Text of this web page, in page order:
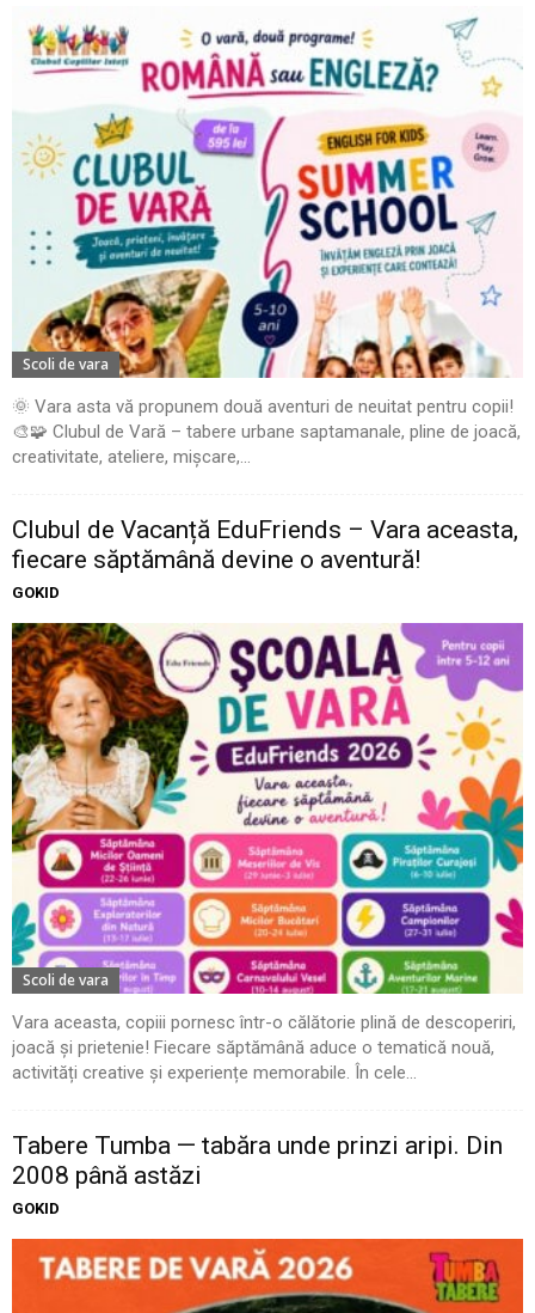
Scoli de vara
🌞 Vara asta vă propunem două aventuri de neuitat pentru copii!
🎨🧩 Clubul de Vară – tabere urbane saptamanale, pline de joacă,
creativitate, ateliere, mișcare,...
Clubul de Vacanță EduFriends – Vara aceasta,
fiecare săptămână devine o aventură!
GOKID
Scoli de vara
Vara aceasta, copiii pornesc într-o călătorie plină de descoperiri,
joacă și prietenie! Fiecare săptămână aduce o tematică nouă,
activități creative și experiențe memorabile. În cele...
Tabere Tumba — tabăra unde prinzi aripi. Din
2008 până astăzi
GOKID